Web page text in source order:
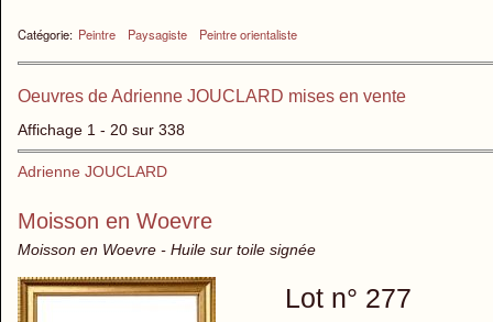
Catégorie: Peintre Paysagiste Peintre orientaliste
Oeuvres de Adrienne JOUCLARD mises en vente
Affichage 1 - 20 sur 338
Adrienne JOUCLARD
Moisson en Woevre
Moisson en Woevre - Huile sur toile signée
Lot n° 277